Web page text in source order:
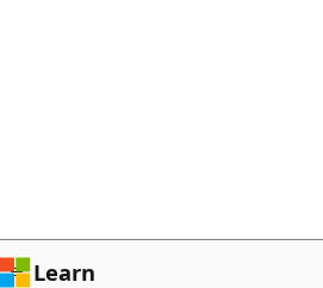
Learn